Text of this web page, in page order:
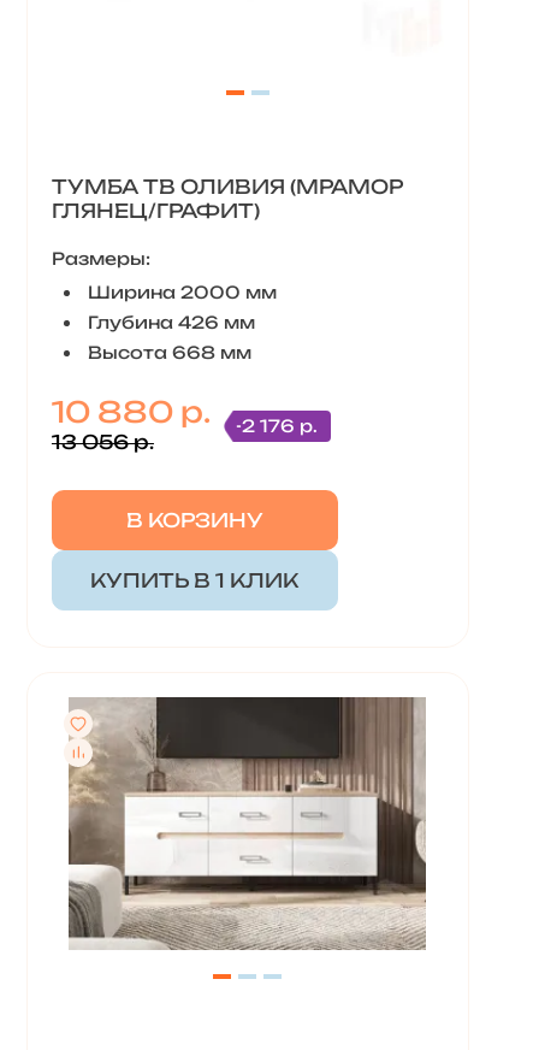
ТУМБА ТВ ОЛИВИЯ (МРАМОР
ГЛЯНЕЦ/ГРАФИТ)
Размеры:
Ширина 2000 мм
Глубина 426 мм
Высота 668 мм
10 880 р.
13 056 р.
-2 176 р.
В КОРЗИНУ
КУПИТЬ В 1 КЛИК